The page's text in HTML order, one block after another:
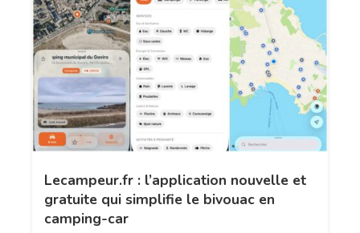
Lecampeur.fr : l’application nouvelle et
gratuite qui simplifie le bivouac en
camping-car